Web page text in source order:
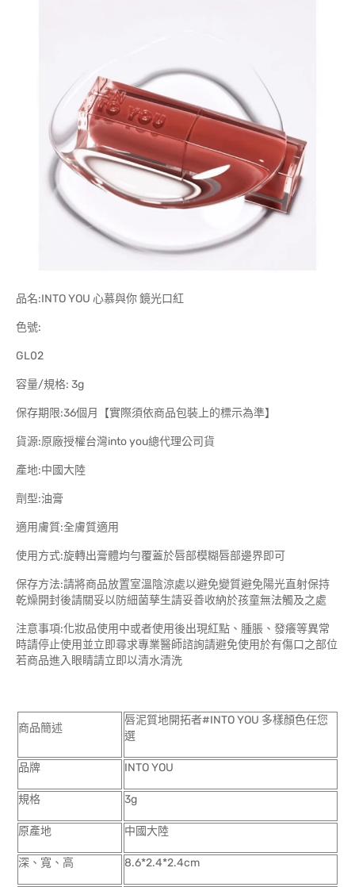
品名:INTO YOU 心慕與你 鏡光口紅
色號:
GL02
容量/規格: 3g
保存期限:36個月【實際須依商品包裝上的標示為準】
貨源:原廠授權台灣into you總代理公司貨
產地:中國大陸
劑型:油膏
適用膚質:全膚質適用
使用方式:旋轉出膏體均勻覆蓋於唇部模糊唇部邊界即可
保存方法:請將商品放置室溫陰涼處以避免變質避免陽光直射保持
乾燥開封後請關妥以防細菌孳生請妥善收納於孩童無法觸及之處
注意事項:化妝品使用中或者使用後出現紅點、腫脹、發癢等異常
時請停止使用並立即尋求專業醫師諮詢請避免使用於有傷口之部位
若商品進入眼睛請立即以清水清洗
商品簡述
唇泥質地開拓者#INTO YOU 多樣顏色任您
選
品牌 INTO YOU
規格 3g
原產地 中國大陸
深、寬、高 8.6*2.4*2.4cm